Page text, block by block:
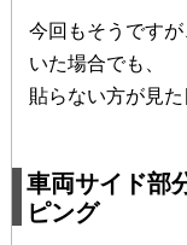
今回もそうです
いた場合でも、
貼らない方が見た
車両サイド部
ピング